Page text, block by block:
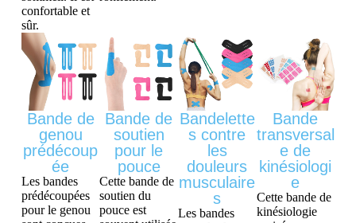
confortable et
sûr.
Bande de
genou
prédécoup
ée
Les bandes
prédécoupées
pour le genou
Bande de
soutien
pour le
pouce
Cette bande de
soutien du
pouce est
Bandelette
s contre
les
douleurs
musculaire
s
Les bandes
Bande
transversal
e de
kinésiologi
e
Cette bande de
kinésiologie